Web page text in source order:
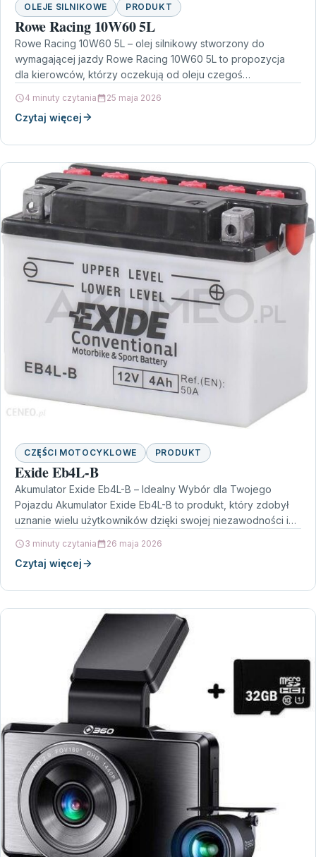
OLEJE SILNIKOWE PRODUKT
Rowe Racing 10W60 5L
Rowe Racing 10W60 5L – olej silnikowy stworzony do
wymagającej jazdy Rowe Racing 10W60 5L to propozycja
dla kierowców, którzy oczekują od oleju czegoś…
4 minuty czytania 25 maja 2026
Czytaj więcej
CZĘŚCI MOTOCYKLOWE PRODUKT
Exide Eb4L-B
Akumulator Exide Eb4L-B – Idealny Wybór dla Twojego
Pojazdu Akumulator Exide Eb4L-B to produkt, który zdobył
uznanie wielu użytkowników dzięki swojej niezawodności i
3 minuty czytania 26 maja 2026
Czytaj więcej